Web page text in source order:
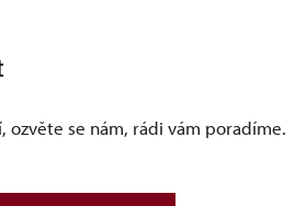
ozvěte se nám, rádi vám poradíme.